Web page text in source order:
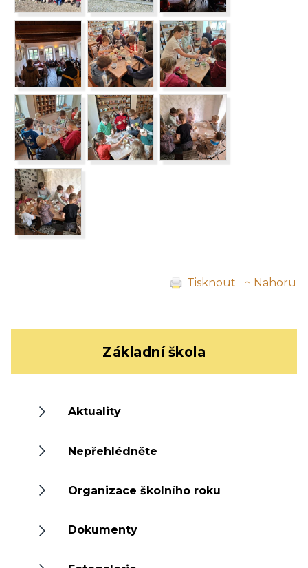
Tisknout ↑ Nahoru
Základní škola
Aktuality
Nepřehlédněte
Organizace školního roku
Dokumenty